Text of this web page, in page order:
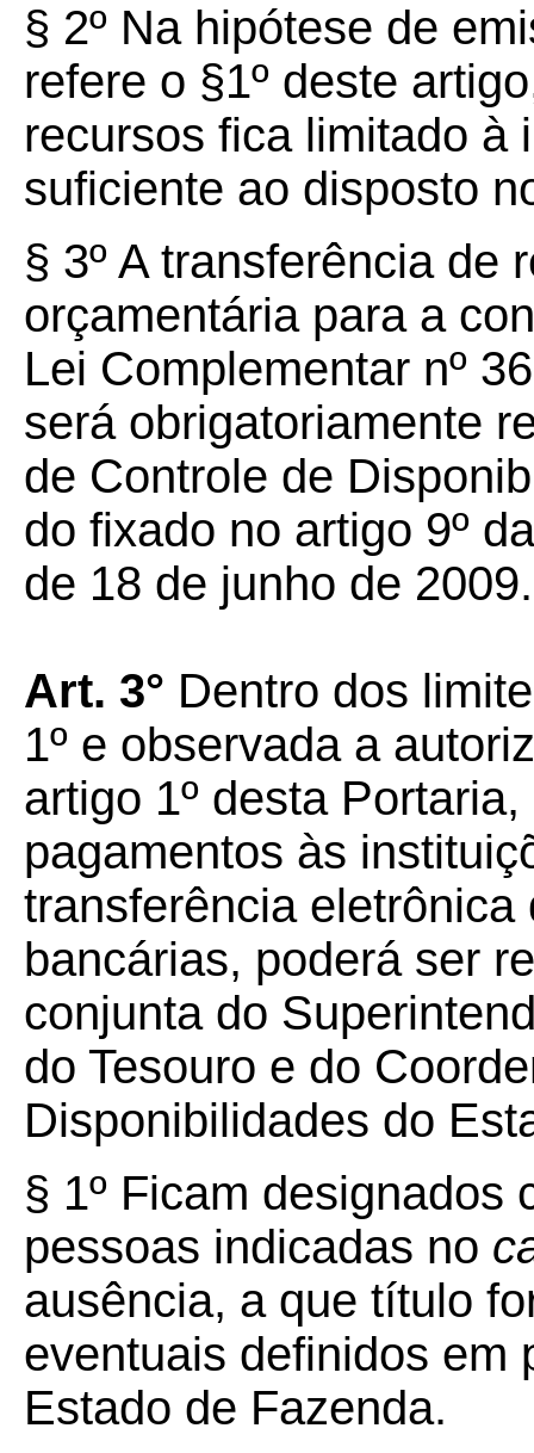
§ 2º Na hipótese de
refere o §1º deste
recursos fica limitado à
suficiente ao disposto
§ 3º A transferência de
orçamentária para a
Lei Complementar nº
será obrigatoriamente
de Controle de
do fixado no artigo 9º
de 18 de junho de 2009.
Art. 3° Dentro dos
1º e observada a
artigo 1º desta
pagamentos às
transferência
bancárias, poderá ser
conjunta do
do Tesouro e do
Disponibilidades do
§ 1º Ficam designados
pessoas indicadas no
ausência, a que título
eventuais definidos em
Estado de Fazenda.